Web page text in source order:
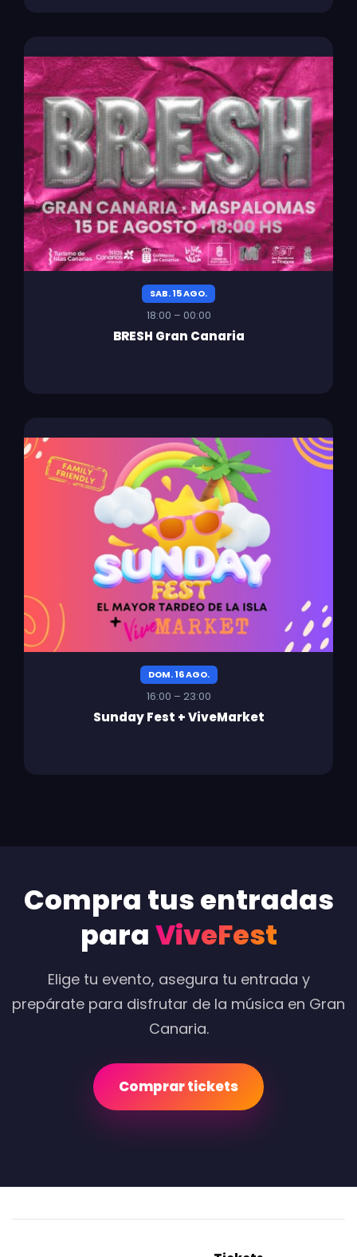
SAB. 15 AGO.
18:00 – 00:00
BRESH Gran Canaria
DOM. 16 AGO.
16:00 – 23:00
Sunday Fest + ViveMarket
Compra tus entradas
paraViveFest
Elige tu evento, asegura tu entrada y
prepárate para disfrutar de la música en Gran
Canaria.
Comprar tickets